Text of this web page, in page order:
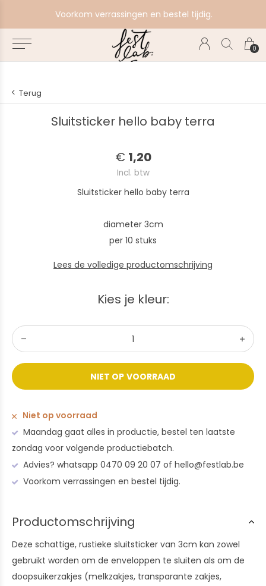
0
Voorkom verrassingen en bestel tijdig.
Terug
Sluitsticker hello baby terra
€ 1,20
Incl. btw
Sluitsticker hello baby terra
diameter 3cm
per 10 stuks
Lees de volledige productomschrijving
Kies je kleur:
NIET OP VOORRAAD
Niet op voorraad
Maandag gaat alles in productie, bestel ten laatste
zondag voor volgende productiebatch.
Advies? whatsapp 0470 09 20 07 of hello@festlab.be
Voorkom verrassingen en bestel tijdig.
Productomschrijving
Deze schattige, rustieke sluitsticker van 3cm kan zowel
gebruikt worden om de enveloppen te sluiten als om de
doopsuikerzakjes (melkzakjes, transparante zakjes,